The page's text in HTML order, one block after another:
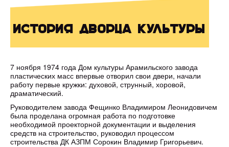
История Дворца культуры
7 ноября 1974 года Дом культуры Арамильского завода
пластических масс впервые отворил свои двери, начали
работу первые кружки: духовой, струнный, хоровой,
драматический.
Руководителем завода Фещинко Владимиром Леонидовичем
была проделана огромная работа по подготовке
необходимой проекторной документации и выделения
средств на строительство, руководил процессом
строительства ДК АЗПМ Сорокин Владимир Григорьевич.